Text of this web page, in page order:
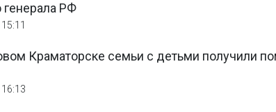
генерала РФ
Краматорске семьи с детьми получили